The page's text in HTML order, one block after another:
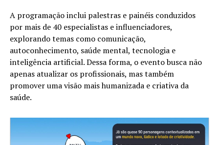
A programação inclui palestras e painéis conduzidos
por mais de 40 especialistas e influenciadores,
explorando temas como comunicação,
autoconhecimento, saúde mental, tecnologia e
inteligência artificial. Dessa forma, o evento busca não
apenas atualizar os profissionais, mas também
promover uma visão mais humanizada e criativa da
saúde.